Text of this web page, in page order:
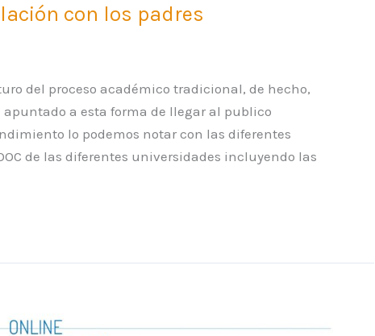
con los padres
del proceso académico tradicional, de hecho,
a esta forma de llegar al publico
lo podemos notar con las diferentes
de las diferentes universidades incluyendo las